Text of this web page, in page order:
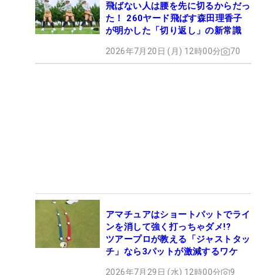
飛ばない人は腰を先に切るからだっ
た！ 260ヤード飛ばす森田理香子
が明かした「切り返し」の新常識
2026年7月20日 (月) 12時00分 70
アマチュアはショートパットでライ
ンを消して強く打っちゃダメ!?
ツアープロが教える「ジャストタッ
チ」なら3パットが激減するワケ
2026年7月29日 (水) 12時00分 9